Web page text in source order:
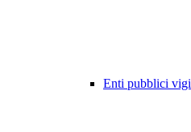
Enti pubblici